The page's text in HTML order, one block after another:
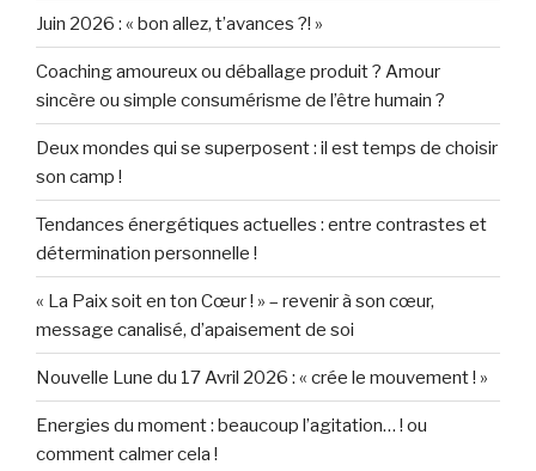
Juin 2026 : « bon allez, t’avances ?! »
Coaching amoureux ou déballage produit ? Amour
sincère ou simple consumérisme de l’être humain ?
Deux mondes qui se superposent : il est temps de choisir
son camp !
Tendances énergétiques actuelles : entre contrastes et
détermination personnelle !
« La Paix soit en ton Cœur ! » – revenir à son cœur,
message canalisé, d’apaisement de soi
Nouvelle Lune du 17 Avril 2026 : « crée le mouvement ! »
Energies du moment : beaucoup l’agitation… ! ou
comment calmer cela !